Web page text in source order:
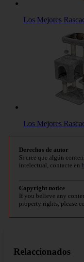
Los Mejores
Los Mejores
Derechos de autor
Si cree que algún
intelectual, contacte en
Copyright notice
If you believe any
property rights, please
Relaccionados